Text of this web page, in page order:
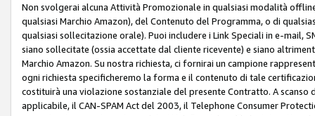
Non svolgerai alcuna Attività Promozionale in qualsiasi modalità
qualsiasi Marchio Amazon), del Contenuto del Programma, o di
qualsiasi sollecitazione orale). Puoi includere i Link Speciali in e-mail,
siano sollecitate (ossia accettate dal cliente ricevente) e siano
Marchio Amazon. Su nostra richiesta, ci fornirai un campione
ogni richiesta specificheremo la forma e il contenuto di tale
costituirà una violazione sostanziale del presente Contratto. A
applicabile, il CAN-SPAM Act del 2003, il Telephone Consumer